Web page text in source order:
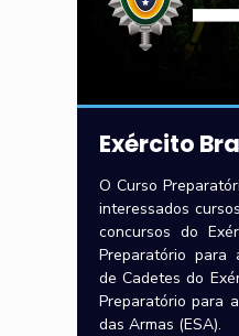
Exército
O Curso
interessados
concursos do
Preparatório para
de Cadetes do
Preparatório para
das Armas (ESA).